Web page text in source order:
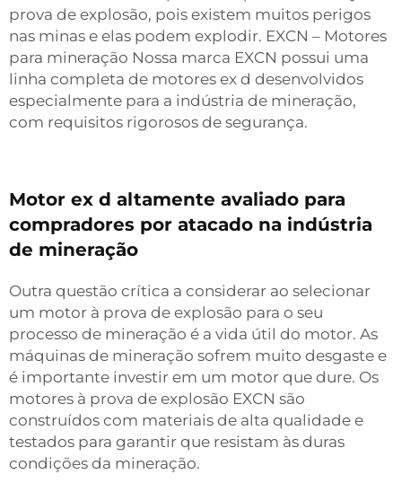
prova de explosão, pois existem muitos perigos
nas minas e elas podem explodir. EXCN – Motores
para mineração Nossa marca EXCN possui uma
linha completa de motores ex d desenvolvidos
especialmente para a indústria de mineração,
com requisitos rigorosos de segurança.
Motor ex d altamente avaliado para
compradores por atacado na indústria
de mineração
Outra questão crítica a considerar ao selecionar
um motor à prova de explosão para o seu
processo de mineração é a vida útil do motor. As
máquinas de mineração sofrem muito desgaste e
é importante investir em um motor que dure. Os
motores à prova de explosão EXCN são
construídos com materiais de alta qualidade e
testados para garantir que resistam às duras
condições da mineração.